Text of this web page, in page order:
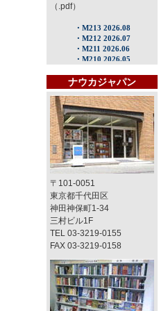
（.pdf）
ナウカジャパン
〒101-0051
東京都千代田区
神田神保町1-34
三村ビル1F
TEL 03-3219-0155
FAX 03-3219-0158